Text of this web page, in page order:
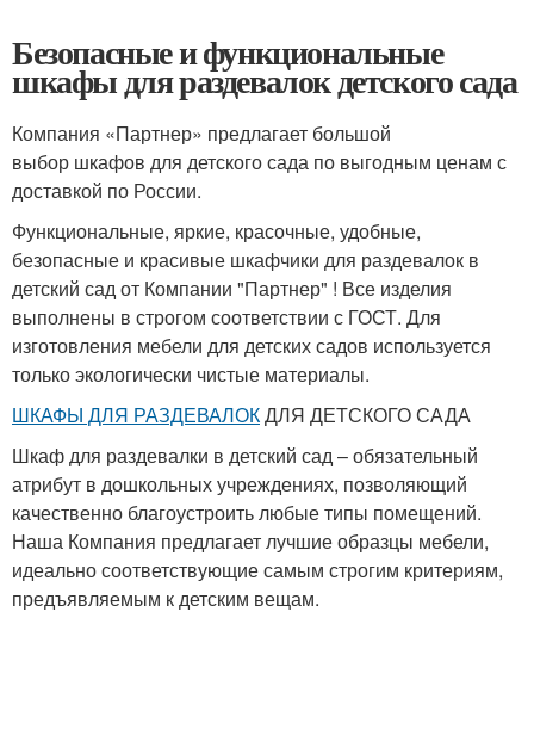
Безопасные и функциональные
шкафы для раздевалок детского сада
Компания «Партнер» предлагает большой
выбор шкафов для детского сада по выгодным ценам с
доставкой по России.
Функциональные, яркие, красочные, удобные,
безопасные и красивые шкафчики для раздевалок в
детский сад от Компании "Партнер" ! Все изделия
выполнены в строгом соответствии с ГОСТ. Для
изготовления мебели для детских садов используется
только экологически чистые материалы.
ШКАФЫ ДЛЯ РАЗДЕВАЛОКДЛЯ ДЕТСКОГО САДА
Шкаф для раздевалки в детский сад – обязательный
атрибут в дошкольных учреждениях, позволяющий
качественно благоустроить любые типы помещений.
Наша Компания предлагает лучшие образцы мебели,
идеально соответствующие самым строгим критериям,
предъявляемым к детским вещам.